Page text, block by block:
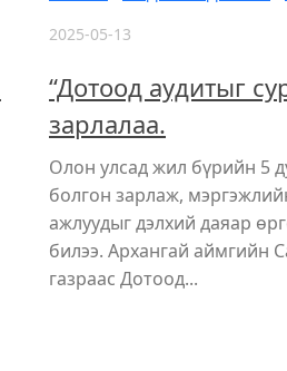
2025-05-13
“Дотоод аудитыг
зарлалаа.
Олон улсад жил бүрийн 5
болгон зарлаж,
ажлуудыг дэлхий даяар
билээ. Архангай аймгийн
газраас Дотоод...